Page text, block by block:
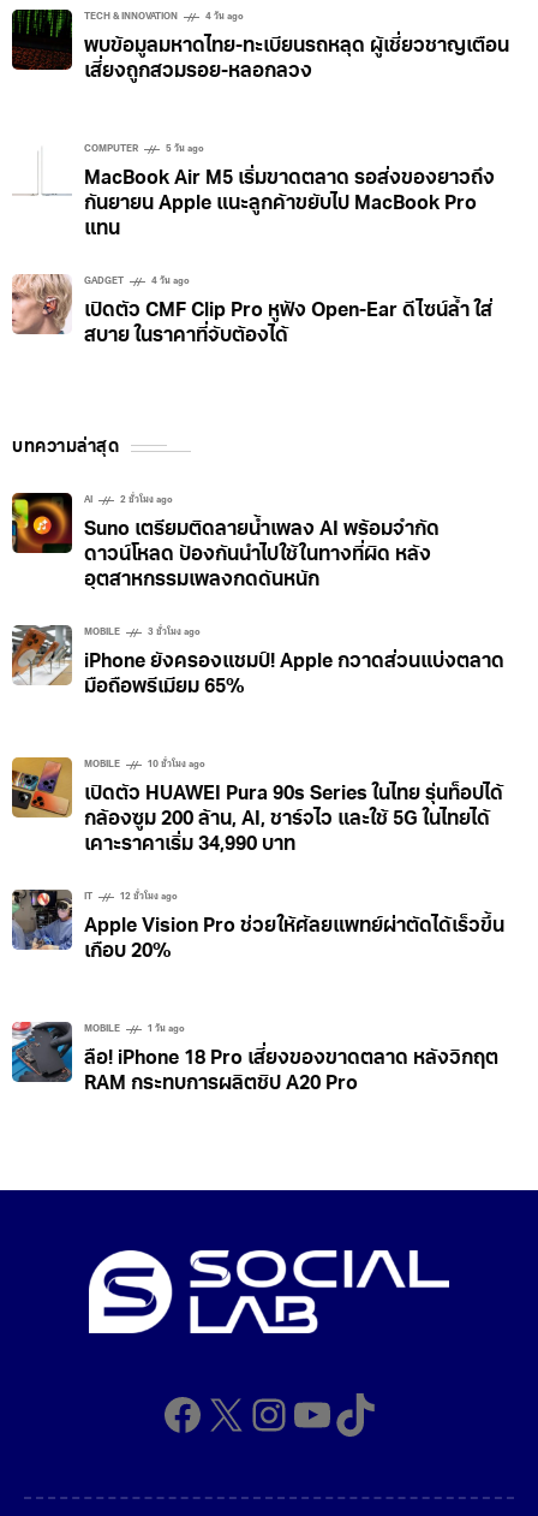
TECH & INNOVATION 4 วัน ago
พบข้อมูลมหาดไทย-ทะเบียนรถหลุด ผู้เชี่ยวชาญเตือน
เสี่ยงถูกสวมรอย-หลอกลวง
COMPUTER 5 วัน ago
MacBook Air M5 เริ่มขาดตลาด รอส่งของยาวถึง
กันยายน Apple แนะลูกค้าขยับไป MacBook Pro
แทน
GADGET 4 วัน ago
เปิดตัว CMF Clip Pro หูฟัง Open-Ear ดีไซน์ล้ำ ใส่
สบาย ในราคาที่จับต้องได้
บทความล่าสุด
AI 2 ชั่วโมง ago
Suno เตรียมติดลายน้ำเพลง AI พร้อมจำกัด
ดาวน์โหลด ป้องกันนำไปใช้ในทางที่ผิด หลัง
อุตสาหกรรมเพลงกดดันหนัก
MOBILE 3 ชั่วโมง ago
iPhone ยังครองแชมป์! Apple กวาดส่วนแบ่งตลาด
มือถือพรีเมียม 65%
MOBILE 10 ชั่วโมง ago
เปิดตัว HUAWEI Pura 90s Series ในไทย รุ่นท็อปได้
กล้องซูม 200 ล้าน, AI, ชาร์จไว และใช้ 5G ในไทยได้
เคาะราคาเริ่ม 34,990 บาท
12 ชั่วโมง ago
Apple Vision Pro ช่วยให้ศัลยแพทย์ผ่าตัดได้เร็วขึ้น
เกือบ 20%
MOBILE 1 วัน ago
ลือ! iPhone 18 Pro เสี่ยงของขาดตลาด หลังวิกฤต
RAM กระทบการผลิตชิป A20 Pro
Facebook
X Instagram
YouTube
TikTok